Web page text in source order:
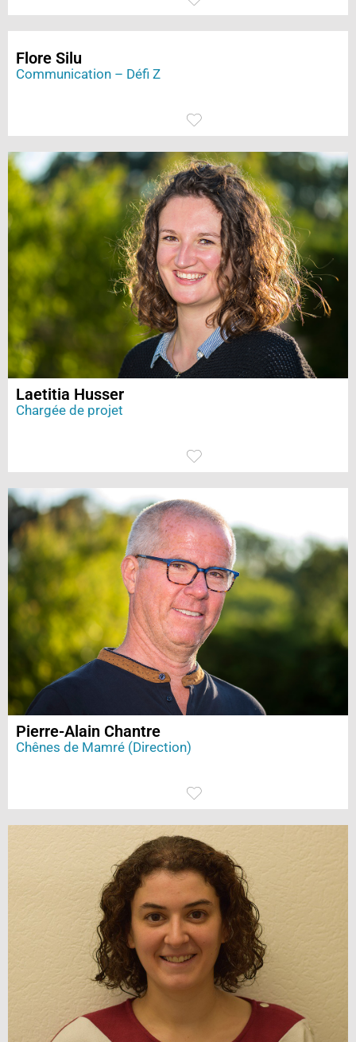
Flore Silu
Communication – Défi Z
Laetitia Husser
Chargée de projet
Pierre-Alain Chantre
Chênes de Mamré (Direction)